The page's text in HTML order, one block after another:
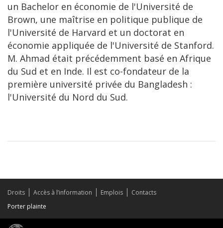
un Bachelor en économie de l'Université de
Brown, une maîtrise en politique publique de
l'Université de Harvard et un doctorat en
économie appliquée de l'Université de Stanford.
M. Ahmad était précédemment basé en Afrique
du Sud et en Inde. Il est co-fondateur de la
première université privée du Bangladesh :
l'Université du Nord du Sud.
Droits Accès à l’information Emplois
Contacts
Porter plainte